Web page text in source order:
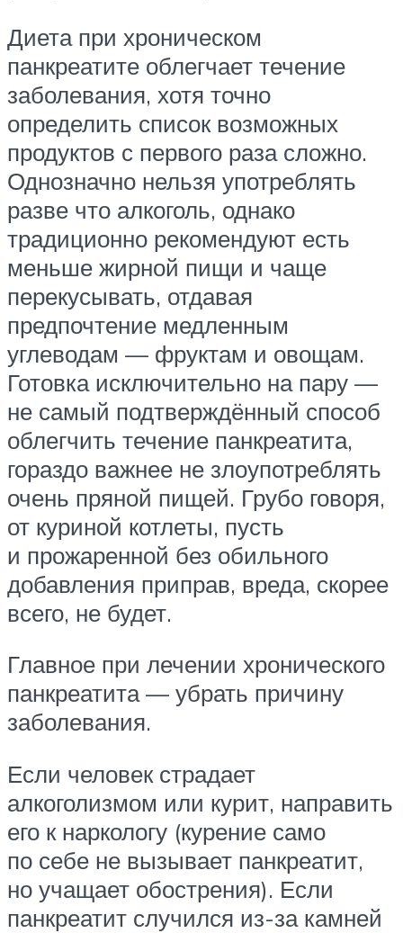
Диета при хроническом
панкреатите облегчает течение
заболевания, хотя точно
определить список возможных
продуктов с первого раза сложно.
Однозначно нельзя употреблять
разве что алкоголь, однако
традиционно рекомендуют есть
меньше жирной пищи и чаще
перекусывать, отдавая
предпочтение медленным
углеводам — фруктам и овощам.
Готовка исключительно на пару —
не самый подтверждённый способ
облегчить течение панкреатита,
гораздо важнее не злоупотреблять
очень пряной пищей. Грубо говоря,
от куриной котлеты, пусть
и прожаренной без обильного
добавления приправ, вреда, скорее
всего, не будет.
Главное при лечении хронического
панкреатита — убрать причину
заболевания.
Если человек страдает
алкоголизмом или курит, направить
его к наркологу (курение само
по себе не вызывает панкреатит,
но учащает обострения). Если
панкреатит случился из-за камней